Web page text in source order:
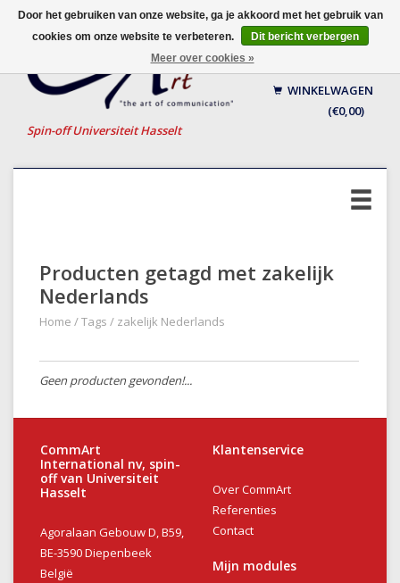
Spin-off Universiteit Hasselt
English
Français
WINKELWAGEN
(€0,00)
Producten getagd met zakelijk
Nederlands
Home /Tags / zakelijk Nederlands
Geen producten gevonden!...
CommArt
International nv, spin-
off van Universiteit
Hasselt
Agoralaan Gebouw D, B59,
BE-3590 Diepenbeek
België
Klantenservice
Over CommArt
Referenties
Contact
Mijn modules
Door het gebruiken van onze website, ga je akkoord met het gebruik van
cookies om onze website te verbeteren.
Dit bericht verbergen
Meer over cookies »